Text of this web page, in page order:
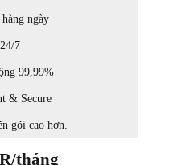
ngày
7
99,99%
& Secure
gói cao hơn.
tháng